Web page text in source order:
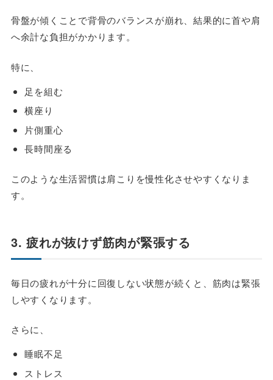
骨盤が傾くことで背骨のバランスが崩れ、結果的に首や肩
へ余計な負担がかかります。
特に、
足を組む
横座り
片側重心
長時間座る
このような生活習慣は肩こりを慢性化させやすくなりま
す。
3. 疲れが抜けず筋肉が緊張する
毎日の疲れが十分に回復しない状態が続くと、筋肉は緊張
しやすくなります。
さらに、
睡眠不足
ストレス